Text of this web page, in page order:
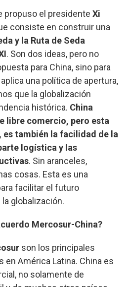
propuso el presidente Xi
consiste en construir una
y la Ruta de Seda
. Son dos ideas, pero no
para China, sino para
una política de apertura,
que la globalización
histórica. China
libre comercio, pero esta
es también la facilidad de la
logística y las
. Sin aranceles,
cosas. Esta es una
facilitar el futuro
globalización.
Mercosur-China?
son los principales
América Latina. China es
no solamente de